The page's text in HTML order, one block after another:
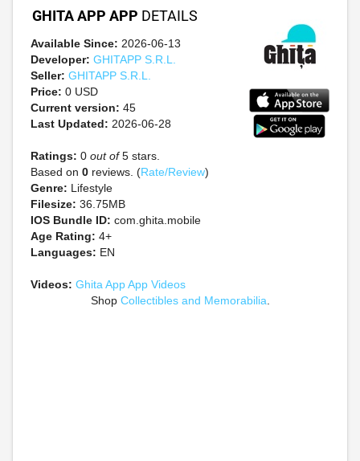
GHITA APP APP DETAILS
Available Since: 2026-06-13
Developer: GHITAPP S.R.L.
Seller: GHITAPP S.R.L.
Price: 0 USD
Current version: 45
Last Updated: 2026-06-28
Ratings: 0 out of5 stars.
Based on 0 reviews. (Rate/Review)
Genre: Lifestyle
Filesize: 36.75MB
IOS Bundle ID: com.ghita.mobile
Age Rating: 4+
Languages: EN
Videos: Ghita App App Videos
Shop Collectibles and Memorabilia